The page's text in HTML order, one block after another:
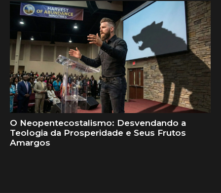
O Neopentecostalismo: Desvendando a
Teologia da Prosperidade e Seus Frutos
Amargos